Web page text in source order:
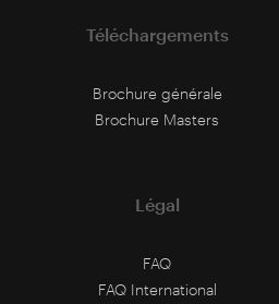
Téléchargements
Brochure générale
Brochure Masters
Légal
FAQ
FAQ International